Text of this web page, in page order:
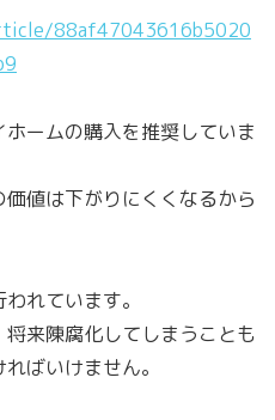
88af47043616b5020
ームの購入を推奨していま
値は下がりにくくなるから
れています。
来陳腐化してしまうことも
ばいけません。